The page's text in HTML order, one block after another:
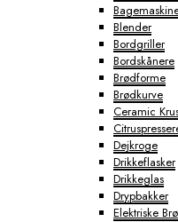
Blender
Bordgriller
Bordskånere
Brødforme
Brødkurve
Ceramic
Dejkroge
Drikkeflasker
Drikkeglas
Drypbakker
Elektriske